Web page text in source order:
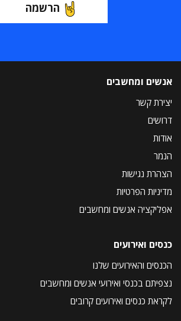
הרשמה
אנשים ומחשבים
יצירת קשר
דרושים
אודות
הנמר
הצהרת נגישות
מדיניות הפרטיות
אפליקציה אנשים ומחשבים
כנסים ואירועים
הכנסים והאירועים שלנו
נצפיתם בכנסי ואירועי אנשים ומחשבים
לקראת כנסים ואירועים קרובים